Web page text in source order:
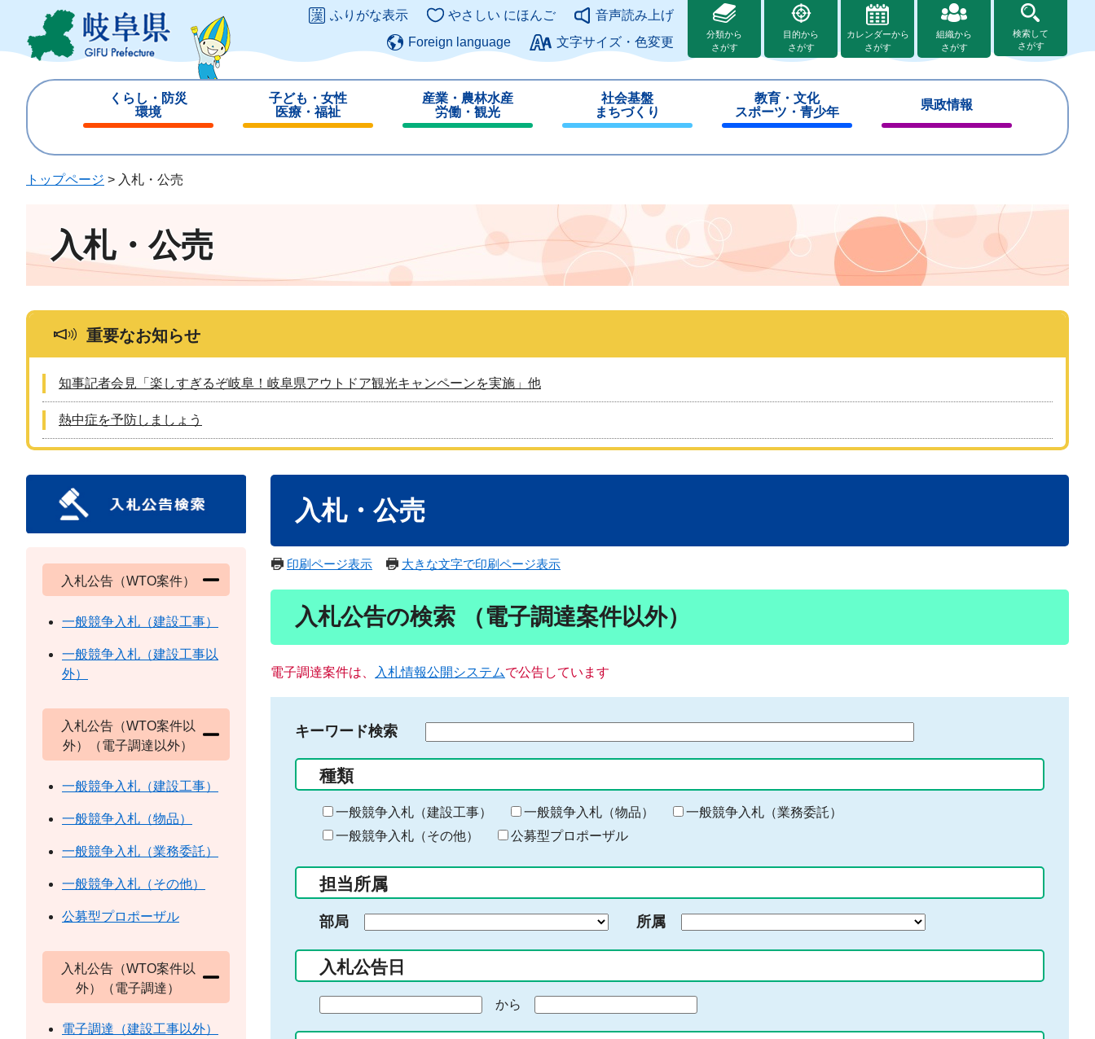
ジ
ュ
このページの本文へ
ふりがな表示 やさしい にほんご
音声読み上げ
Foreign language
文字サイズ・色変更
分類から
さがす
目的から
さがす
カレンダーから
さがす
組織から
さがす
検索して
さがす
くらし・防災
環境
じ
子ども・女性
医療・福祉
じ
産業・農林水産
労働・観光
じ
社会基盤
まちづくり
じ
教育・文化
スポーツ・青少年
じ
県政情報
じ
トップページ > 入札・公売
入札・公売
重要なお知らせ
知事記者会見「楽しすぎるぞ岐阜！岐阜県アウトドア観光キャンペーンを実施」他
熱中症を予防しましょう
入札・公売
印刷ページ表示 大きな文字で印刷ページ表示
入札公告の検索 （電子調達案件以外）
電子調達案件は、 入札情報公開システムで公告しています
キーワード検索
る
キ
ー
ー
入
力
種類
一般競争入札（建設工事） 一般競争入札（物品）
一般競争入札（業務委託）
一般競争入札（その他）
公募型プロポーザル
担当所属
部局 所属
入札公告日
から
入札公告（WTO案件）
一般競争入札（建設工事）
一般競争入札（建設工事以
外）
入札公告（WTO案件以
外）（電子調達以外）
一般競争入札（建設工事）
一般競争入札（物品）
一般競争入札（業務委託）
一般競争入札（その他）
公募型プロポーザル
入札公告（WTO案件以
外）（電子調達）
電子調達（建設工事以外）